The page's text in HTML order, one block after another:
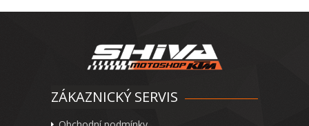
ZÁKAZNICKÝ SERVIS